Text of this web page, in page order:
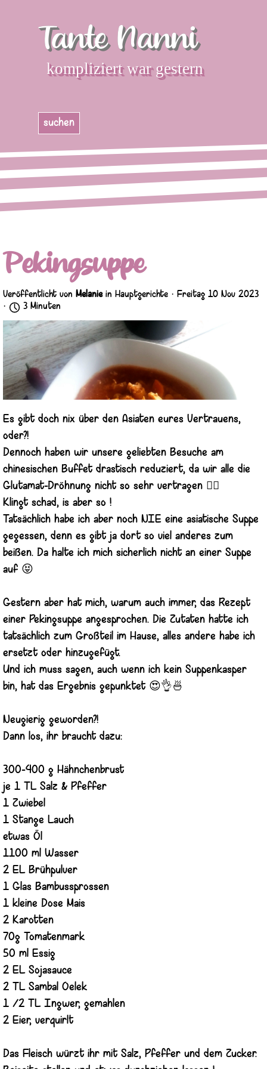
Tante Nanni
suchen
kompliziert war gestern
Menü überspringen
Pekingsuppe
Veröffentlicht von Melaniein Hauptgerichte · Freitag 10 Nov 2023
·
3 Minuten
Es gibt doch nix über den Asiaten eures Vertrauens,
oder?!
Dennoch haben wir unsere geliebten Besuche am
chinesischen Buffet drastisch reduziert, da wir alle die
Glutamat-Dröhnung nicht so sehr vertragen 🤷‍♀️
Klingt schad, is aber so !
Tatsächlich habe ich aber noch NIE eine asiatische Suppe
gegessen, denn es gibt ja dort so viel anderes zum
beißen. Da halte ich mich sicherlich nicht an einer Suppe
auf 😝
Gestern aber hat mich, warum auch immer, das Rezept
einer Pekingsuppe angesprochen. Die Zutaten hatte ich
tatsächlich zum Großteil im Hause, alles andere habe ich
ersetzt oder hinzugefügt.
Und ich muss sagen, auch wenn ich kein Suppenkasper
bin, hat das Ergebnis gepunktet 😍👌🍜
Neugierig geworden?!
Dann los, ihr braucht dazu:
300-400 g Hähnchenbrust
je 1 TL Salz & Pfeffer
1 Zwiebel
1 Stange Lauch
etwas Öl
1100 ml Wasser
2 EL Brühpulver
1 Glas Bambussprossen
1 kleine Dose Mais
2 Karotten
70g Tomatenmark
50 ml Essig
2 EL Sojasauce
2 TL Sambal Oelek
1 /2 TL Ingwer, gemahlen
2 Eier, verquirlt
Das Fleisch würzt ihr mit Salz, Pfeffer und dem Zucker.